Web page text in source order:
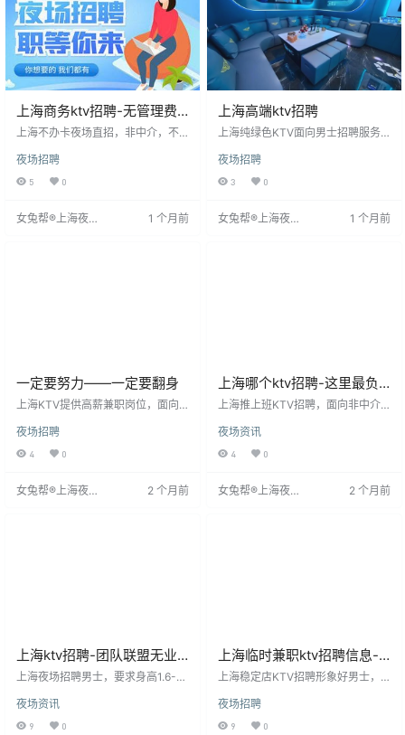
上海商务ktv招聘-无管理费
无杂费
上海不办卡夜场直招，非中介，不
聘对象为男士，工作环境高端，接
待上层社会精英，沟通顺畅。招聘
住及专业化妆造型。薪酬根据个子
夜场招聘
5 0
女兔帮®上海夜场
1 个月前
上海高端ktv招聘
上海纯绿色KTV面向男士招聘服务
聘期间无额外费用，提供住宿和车
费报销，确保员工安心工作。工资
入，薪资将随个人贡献提升。
夜场招聘
3 0
女兔帮®上海夜场
1 个月前
一定要努力——一定要翻身
上海KTV提供高薪兼职岗位，面向
和良好形象。工作环境高端豪华，
招聘模式成熟，团队经验丰富，助
取高额收入。
夜场招聘
4 0
女兔帮®上海夜场
2 个月前
上海哪个ktv招聘-这里最负
责
上海推上班KTV招聘，面向非中介
会。该场所为上海一线高端场所，
客源稳定，收入可观。招聘无需订
工作率。建议求职者明确薪资要
夜场资讯
4 0
女兔帮®上海夜场
2 个月前
上海ktv招聘-团队联盟无业
绩要求
上海夜场招聘男士，要求身高1.6-1.
象佳。薪资准时，助求职者发展。
招聘无需经验，注重形象，建议穿
夜场资讯
9 0
上海临时兼职ktv招聘信息-
上班接送保证每个人的安全
上海稳定店KTV招聘形象好男士，
工作环境优质，适合刚毕业和有工
作经验的年轻人。岗位受欢迎，可
夜场招聘
9 0